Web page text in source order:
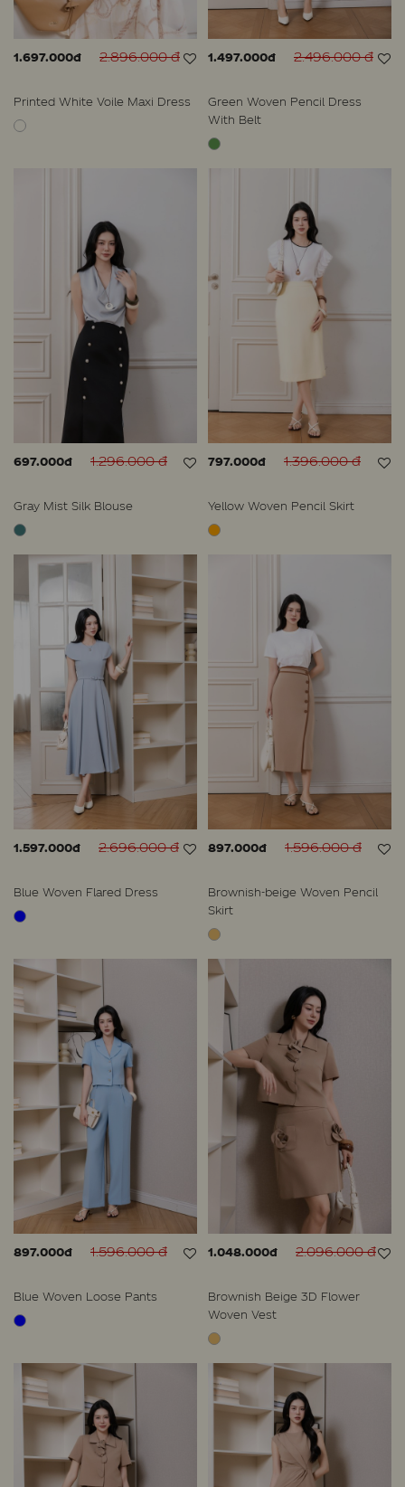
1.697.000đ 2.896.000 đ
Printed White Voile Maxi Dress
1.497.000đ 2.496.000 đ
Green Woven Pencil Dress
With Belt
697.000đ 1.296.000 đ
Gray Mist Silk Blouse
797.000đ 1.396.000 đ
Yellow Woven Pencil Skirt
1.597.000đ 2.696.000 đ
Blue Woven Flared Dress
897.000đ 1.596.000 đ
Brownish-beige Woven Pencil
Skirt
897.000đ 1.596.000 đ
Blue Woven Loose Pants
1.048.000đ 2.096.000 đ
Brownish Beige 3D Flower
Woven Vest